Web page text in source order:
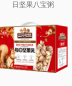
日坚果八宝粥